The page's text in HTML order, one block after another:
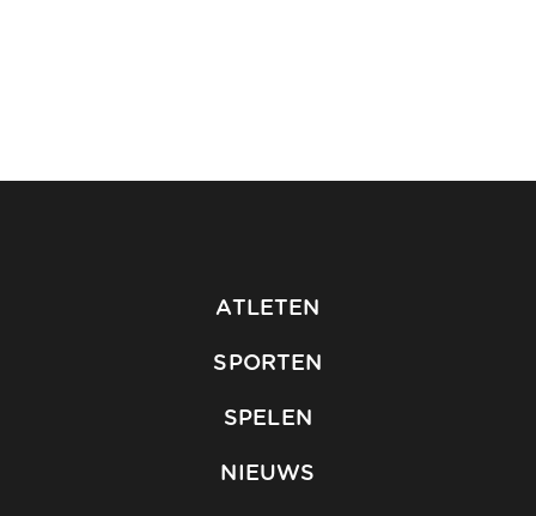
ATLETEN
SPORTEN
SPELEN
NIEUWS